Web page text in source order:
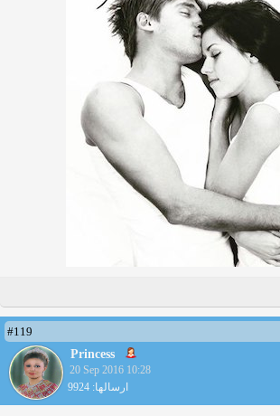
#119
Princess
20 Sep 2016 10:28
ارسالها: 9924